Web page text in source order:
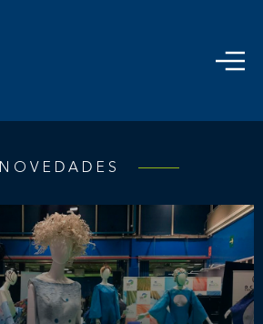
NOVEDADES